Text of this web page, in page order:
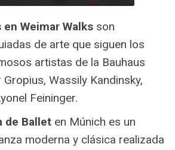
en Weimar Walks son
de arte que siguen los
artistas de la Bauhaus
Wassily Kandinsky,
Feininger.
de Ballet en Múnich es un
moderna y clásica realizada